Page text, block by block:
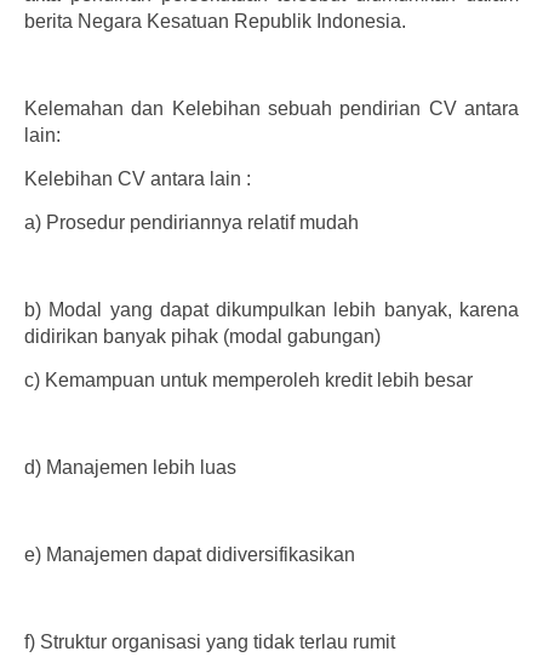
berita Negara Kesatuan Republik Indonesia.
Kelemahan dan Kelebihan sebuah pendirian CV antara
lain:
Kelebihan CV antara lain :
a) Prosedur pendiriannya relatif mudah
b) Modal yang dapat dikumpulkan lebih banyak, karena
didirikan banyak pihak (modal gabungan)
c) Kemampuan untuk memperoleh kredit lebih besar
d) Manajemen lebih luas
e) Manajemen dapat didiversifikasikan
f) Struktur organisasi yang tidak terlau rumit